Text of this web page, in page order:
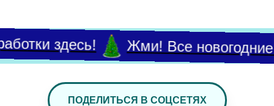
здесь! Жми! Все новогодние
ПОДЕЛИТЬСЯ В СОЦСЕТЯХ